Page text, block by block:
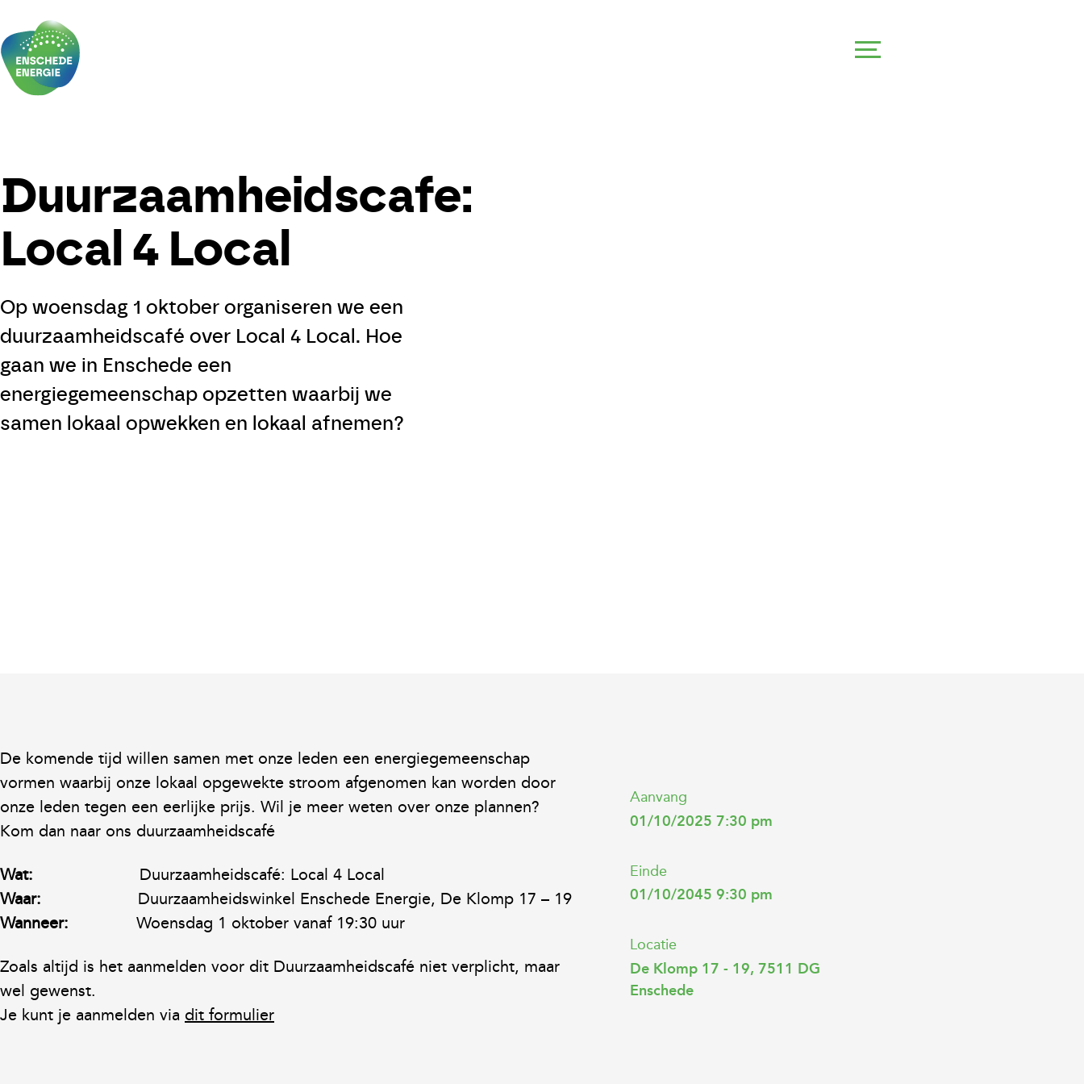
MENU
Agenda
Verduurzamen
Leden
Duurzame opwek
Over ons
Duurzaamheidscafe:
Local 4 Local
Op woensdag 1 oktober organiseren we een
duurzaamheidscafé over Local 4 Local. Hoe
gaan we in Enschede een
energiegemeenschap opzetten waarbij we
samen lokaal opwekken en lokaal afnemen?
De komende tijd willen samen met onze leden een energiegemeenschap
vormen waarbij onze lokaal opgewekte stroom afgenomen kan worden door
onze leden tegen een eerlijke prijs. Wil je meer weten over onze plannen?
Kom dan naar ons duurzaamheidscafé
Wat: Duurzaamheidscafé: Local 4 Local
Waar: Duurzaamheidswinkel Enschede Energie, De Klomp 17 – 19
Wanneer: Woensdag 1 oktober vanaf 19:30 uur
Zoals altijd is het aanmelden voor dit Duurzaamheidscafé niet verplicht, maar
wel gewenst.
Je kunt je aanmelden via dit formulier
Aanvang
01/10/2025 7:30 pm
Einde
01/10/2045 9:30 pm
Locatie
De Klomp 17 - 19, 7511 DG
Enschede